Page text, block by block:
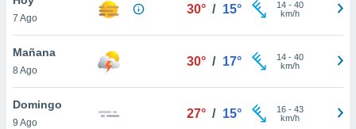
y
en
más
7 Ago
30° / 15° 14- 40
km/h
Mañana
8 Ago
30° / 17° 14- 40
km/h
Domingo
9 Ago
27° / 15° 16- 43
km/h